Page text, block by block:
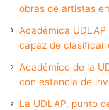
obras de artistas
Académica
capaz de clasificar
Académico de la
con estancia de
La UDLAP, punto